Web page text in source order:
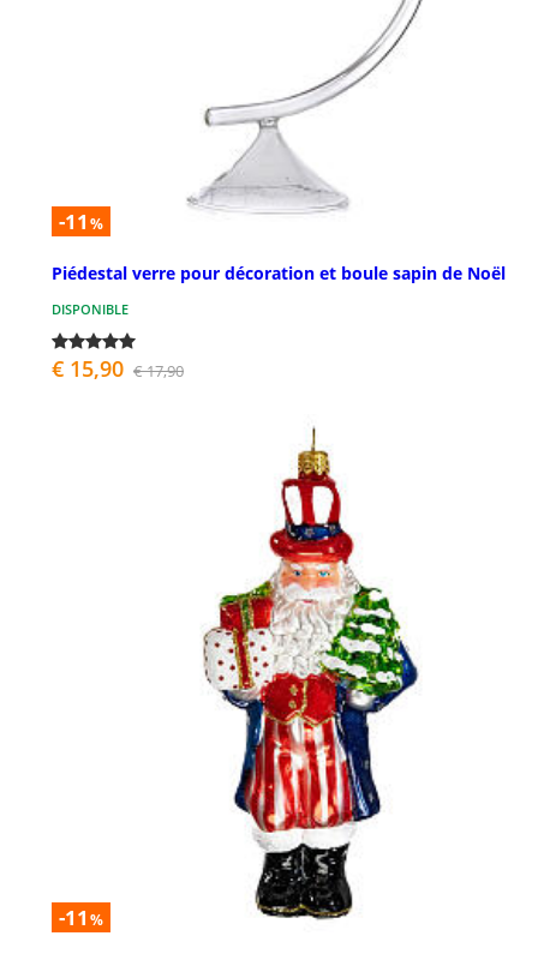
-11 %
Piédestal verre pour décoration et boule sapin de Noël
DISPONIBLE
€ 15,90 € 17,90
-11 %